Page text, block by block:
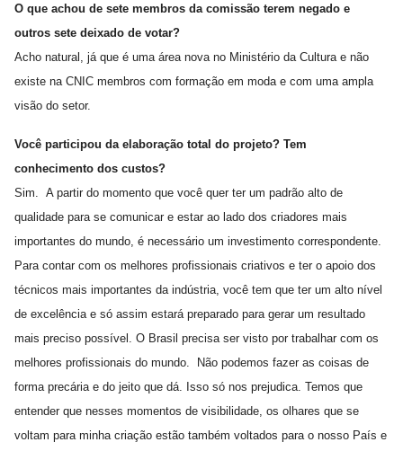
O que achou de sete membros da comissão terem negado e
outros sete deixado de votar?
Acho natural, já que é uma área nova no Ministério da Cultura e não
existe na CNIC membros com formação em moda e com uma ampla
visão do setor.
Você participou da elaboração total do projeto? Tem
conhecimento dos custos?
Sim. A partir do momento que você quer ter um padrão alto de
qualidade para se comunicar e estar ao lado dos criadores mais
importantes do mundo, é necessário um investimento correspondente.
Para contar com os melhores profissionais criativos e ter o apoio dos
técnicos mais importantes da indústria, você tem que ter um alto nível
de excelência e só assim estará preparado para gerar um resultado
mais preciso possível. O Brasil precisa ser visto por trabalhar com os
melhores profissionais do mundo.
Não podemos fazer as coisas de
forma precária e do jeito que dá. Isso só nos prejudica. Temos que
entender que nesses momentos de visibilidade, os olhares que se
voltam para minha criação estão também voltados para o nosso País e